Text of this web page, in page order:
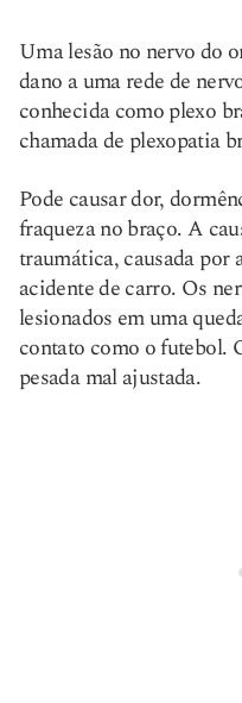
Uma lesão no nervo do
dano a uma rede de
conhecida como plexo
chamada de plexopatia
Pode causar dor,
fraqueza no braço. A
traumática, causada por
acidente de carro. Os
lesionados em uma
contato como o futebol.
pesada mal ajustada.